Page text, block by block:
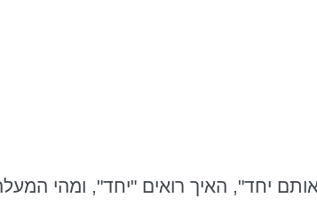
יחד", האיךרואים "יחד", ומהי